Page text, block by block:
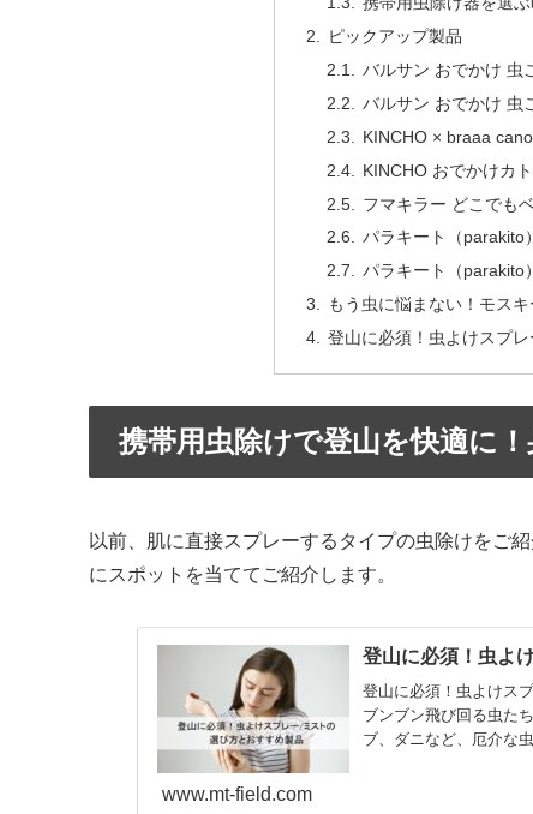
ピックアップ製品
バルサン おでかけ 虫
バルサン おでかけ 虫
KINCHO × braaa
KINCHO おでかけカ
フマキラー どこでも
パラキート（parakito
パラキート（parakito
もう虫に悩まない！モス
登山に必須！虫よけスプ
携帯用虫除けで登山を快適に
以前、肌に直接スプレーするタイプの虫除けをご紹
にスポットを当ててご紹介します。
登山に必須！虫よ
登山に必須！虫よけス
ブンブン飛び回る虫た
ブ、ダニなど、厄介な
www.mt-field.com